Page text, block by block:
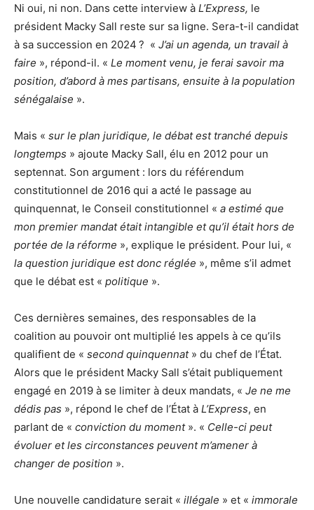
Ni oui, ni non. Dans cette interview à L’Express, le
président Macky Sall reste sur sa ligne. Sera-t-il candidat
à sa succession en 2024 ? « J’ai un agenda, un travail à
faire », répond-il. « Le moment venu, je ferai savoir ma
position, d’abord à mes partisans, ensuite à la population
sénégalaise ».
Mais « sur le plan juridique, le débat est tranché depuis
longtemps » ajoute Macky Sall, élu en 2012 pour un
septennat. Son argument : lors du référendum
constitutionnel de 2016 qui a acté le passage au
quinquennat, le Conseil constitutionnel « a estimé que
mon premier mandat était intangible et qu’il était hors de
portée de la réforme », explique le président. Pour lui, «
la question juridique est donc réglée », même s’il admet
que le débat est « politique ».
Ces dernières semaines, des responsables de la
coalition au pouvoir ont multiplié les appels à ce qu’ils
qualifient de « second quinquennat» du chef de l’État.
Alors que le président Macky Sall s’était publiquement
engagé en 2019 à se limiter à deux mandats, « Je ne me
dédis pas », répond le chef de l’État à L’Express, en
parlant de « conviction du moment ». « Celle-ci peut
évoluer et les circonstances peuvent m’amener à
changer de position ».
Une nouvelle candidature serait « illégale » et « immorale